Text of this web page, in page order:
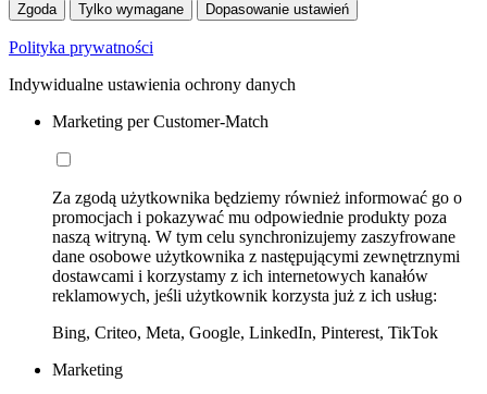
Zgoda Tylko wymagane Dopasowanie ustawień
Polityka prywatności
Indywidualne ustawienia ochrony danych
Marketing per Customer-Match
Za zgodą użytkownika będziemy również informować go o
promocjach i pokazywać mu odpowiednie produkty poza
naszą witryną. W tym celu synchronizujemy zaszyfrowane
dane osobowe użytkownika z następującymi zewnętrznymi
dostawcami i korzystamy z ich internetowych kanałów
reklamowych, jeśli użytkownik korzysta już z ich usług:
Bing, Criteo, Meta, Google, LinkedIn, Pinterest, TikTok
Marketing